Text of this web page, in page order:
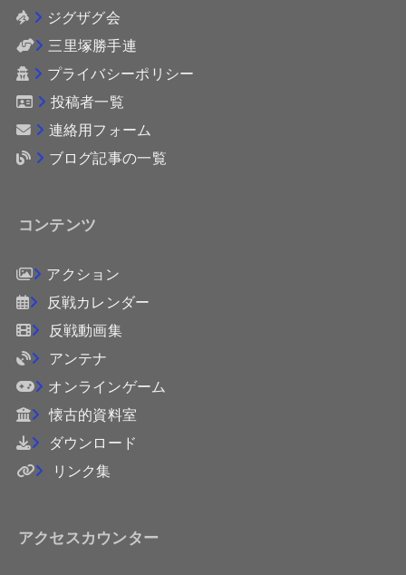
ジグザグ会
三里塚勝手連
プライバシーポリシー
投稿者一覧
連絡用フォーム
ブログ記事の一覧
コンテンツ
アクション
反戦カレンダー
反戦動画集
アンテナ
オンラインゲーム
懐古的資料室
ダウンロード
リンク集
アクセスカウンター